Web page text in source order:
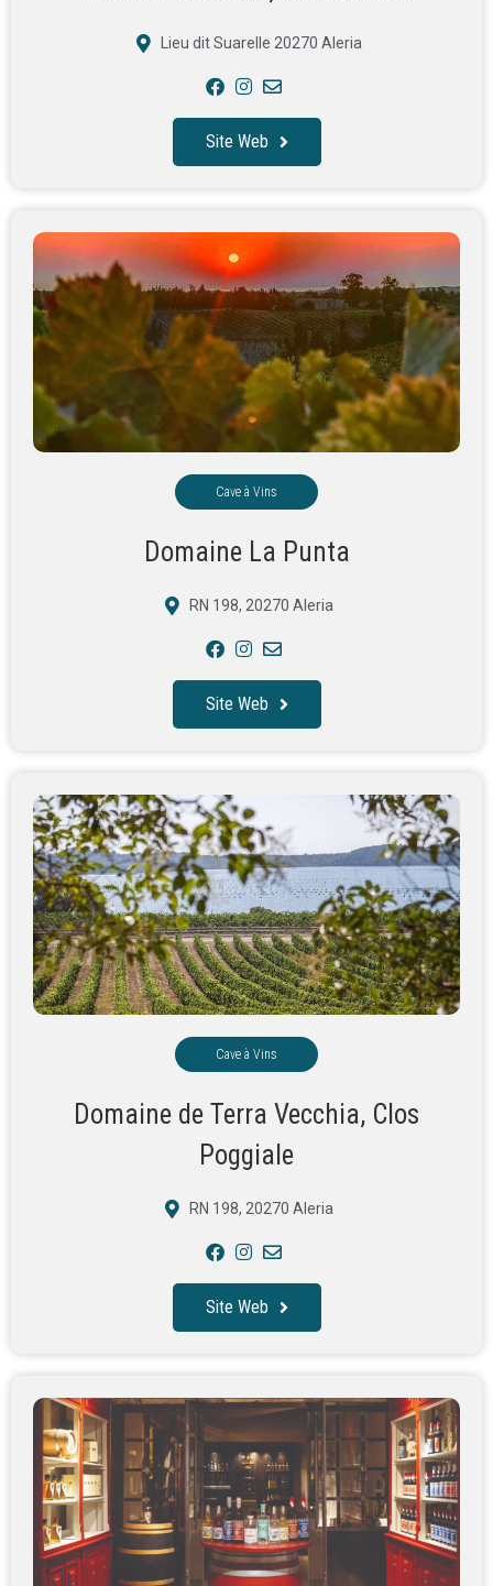
Lieu dit Suarelle 20270 Aleria
Site Web
Cave à Vins
Domaine La Punta
RN 198, 20270 Aleria
Site Web
Cave à Vins
Domaine de Terra Vecchia, Clos
Poggiale
RN 198, 20270 Aleria
Site Web